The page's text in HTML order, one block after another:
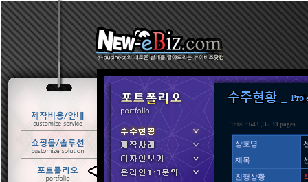
Total : 643 , 3 / 33 pages
상호명
제목
진행상황
ㆍ 수주현황